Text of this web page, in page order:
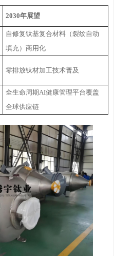
2030年展望
自修复钛基复合材料（裂纹自动
填充）商用化
零排放钛材加工技术普及
全生命周期AI健康管理平台覆盖
全球供应链